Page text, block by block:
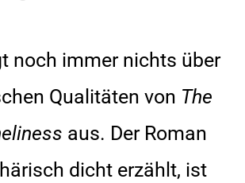
noch immer nichts über
Qualitäten von The
aus. Der Roman
dicht erzählt, ist